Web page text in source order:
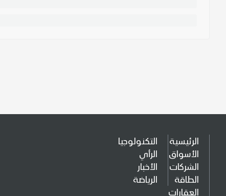
الرئيسية
الأسواق
الشركات
الطاقة
العقارات
التكنولوجيا
الرأي
الأخبار
الرياضة